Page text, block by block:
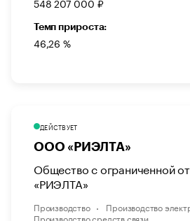
Темп прироста:
46,26 %
ДЕЙСТВУЕТ
ООО «РИЭЛТА»
Общество с ограниченной
«РИЭЛТА»
Производство
Производство
Производство средств связи